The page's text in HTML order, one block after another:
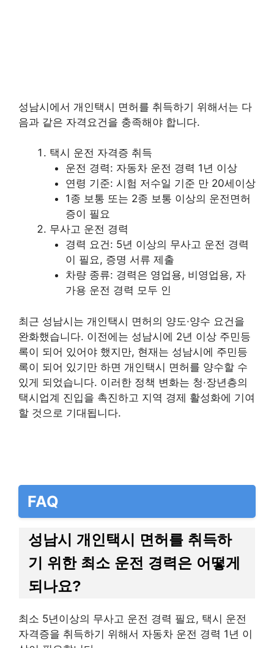
성남시에서 개인택시 면허를 취득하기 위해서는 다
음과 같은 자격요건을 충족해야 합니다.
택시 운전 자격증 취득
운전 경력: 자동차 운전 경력 1년 이상
연령 기준: 시험 저수일 기준 만 20세이상
1종 보통 또는 2종 보통 이상의 운전면허
증이 필요
무사고 운전 경력
경력 요건: 5년 이상의 무사고 운전 경력
이 필요, 증명 서류 제출
차량 종류: 경력은 영업용, 비영업용, 자
가용 운전 경력 모두 인
최근 성남시는 개인택시 면허의 양도·양수 요건을
완화했습니다. 이전에는 성남시에 2년 이상 주민등
록이 되어 있어야 했지만, 현재는 성남시에 주민등
록이 되어 있기만 하면 개인택시 면허를 양수할 수
있게 되었습니다. 이러한 정책 변화는 청·장년층의
택시업계 진입을 촉진하고 지역 경제 활성화에 기여
할 것으로 기대됩니다.
FAQ
성남시 개인택시 면허를 취득하
기 위한 최소 운전 경력은 어떻게
되나요?
최소 5년이상의 무사고 운전 경력 필요, 택시 운전
자격증을 취득하기 위해서 자동차 운전 경력 1년 이